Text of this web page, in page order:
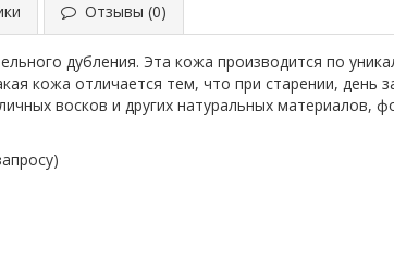
Отзывы (0)
дубления. Эта кожа производится по
кожа отличается тем, что при старении,
восков и других натуральных материалов,